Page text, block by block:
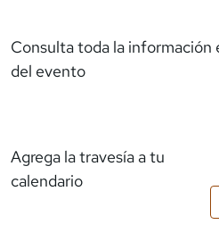
Consulta toda la información
del evento
Agrega la travesía a tu
calendario